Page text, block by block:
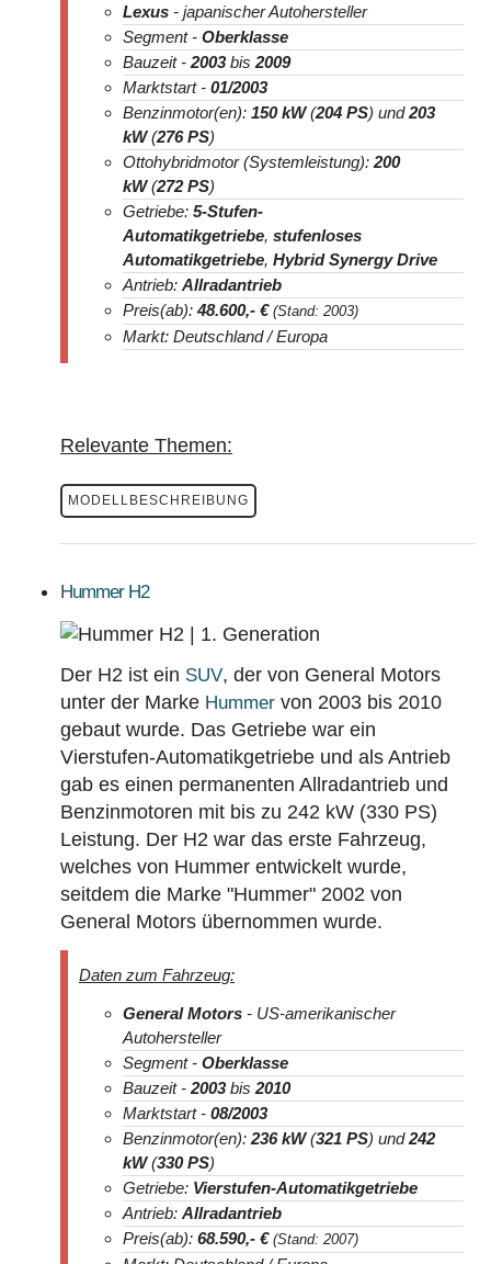
Lexus - japanischer Autohersteller
Segment - Oberklasse
Bauzeit - 2003bis 2009
Marktstart - 01/2003
Benzinmotor(en): 150 kW(204 PS) und203
kW(276 PS)
Ottohybridmotor (Systemleistung): 200
kW(272 PS)
Getriebe: 5-Stufen-
Automatikgetriebe, stufenloses
Automatikgetriebe, Hybrid Synergy Drive
Antrieb: Allradantrieb
Preis(ab):48.600,- € (Stand: 2003)
Markt: Deutschland / Europa
Relevante Themen:
MODELLBESCHREIBUNG
Hummer H2
Der H2 ist ein SUV, der von General Motors
unter der Marke Hummer von 2003 bis 2010
gebaut wurde. Das Getriebe war ein
Vierstufen-Automatikgetriebe und als Antrieb
gab es einen permanenten Allradantrieb und
Benzinmotoren mit bis zu 242 kW (330 PS)
Leistung. Der H2 war das erste Fahrzeug,
welches von Hummer entwickelt wurde,
seitdem die Marke "Hummer" 2002 von
General Motors übernommen wurde.
Daten zum Fahrzeug:
General Motors - US-amerikanischer
Autohersteller
Segment - Oberklasse
Bauzeit - 2003bis 2010
Marktstart - 08/2003
Benzinmotor(en): 236 kW(321 PS) und242
kW(330 PS)
Getriebe: Vierstufen-Automatikgetriebe
Antrieb: Allradantrieb
Preis(ab): 68.590,- € (Stand: 2007)